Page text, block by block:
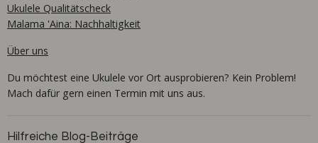
Ukulele Qualitätscheck
Malama 'Aina: Nachhaltigkeit
Über uns
Du möchtest eine Ukulele vor Ort ausprobieren? Kein Problem!
Mach dafür gern einen Termin mit uns aus.
Hilfreiche Blog-Beiträge